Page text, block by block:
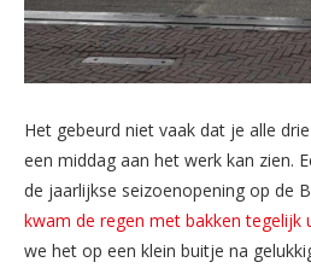
Het gebeurd niet vaak dat je alle
een middag aan het werk kan zien.
de jaarlijkse seizoenopening op de
kwam de regen met bakken tegelijk
we het op een klein buitje na